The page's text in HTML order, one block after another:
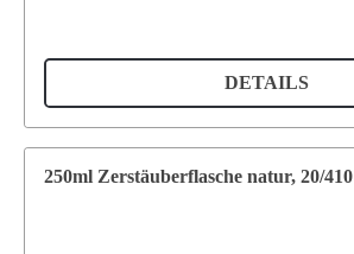
DETAILS
250ml Zerstäuberflasche natur, 20/410